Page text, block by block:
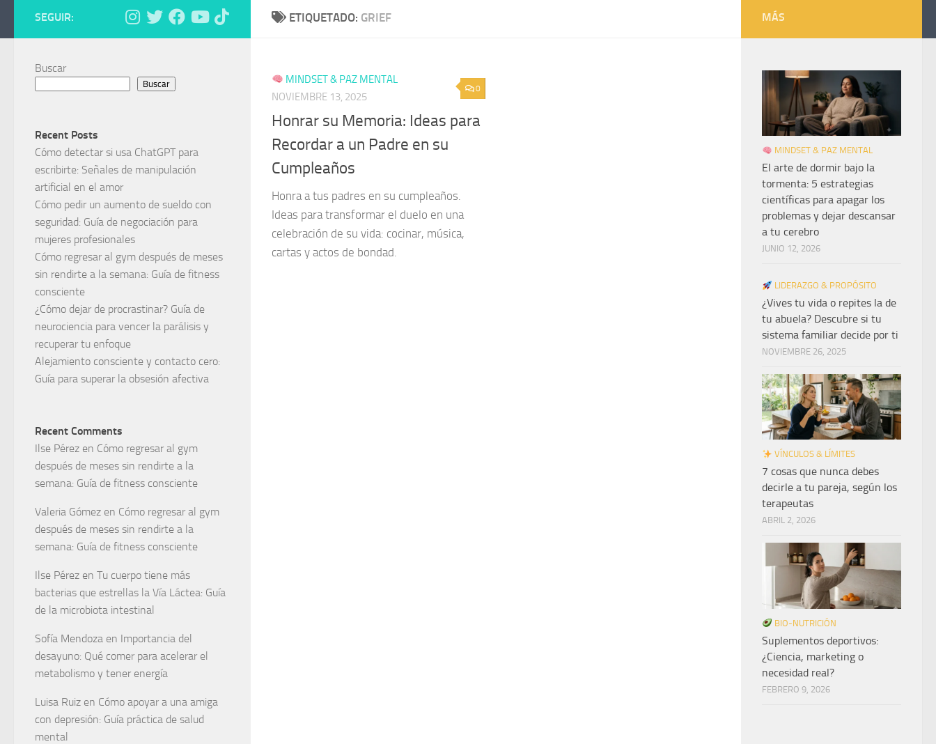
ETIQUETADO: GRIEF
0
MINDSET & PAZ MENTAL
NOVIEMBRE 13, 2025
Honrar su Memoria: Ideas para
Recordar a un Padre en su
Cumpleaños
Honra a tus padres en su cumpleaños.
Ideas para transformar el duelo en una
celebración de su vida: cocinar, música,
cartas y actos de bondad.
SEGUIR:
Buscar
Buscar
Recent Posts
Cómo detectar si usa ChatGPT para
escribirte: Señales de manipulación
artificial en el amor
Cómo pedir un aumento de sueldo con
seguridad: Guía de negociación para
mujeres profesionales
Cómo regresar al gym después de meses
sin rendirte a la semana: Guía de fitness
consciente
¿Cómo dejar de procrastinar? Guía de
neurociencia para vencer la parálisis y
recuperar tu enfoque
Alejamiento consciente y contacto cero:
Guía para superar la obsesión afectiva
Recent Comments
Ilse Pérez en Cómo regresar al gym
después de meses sin rendirte a la
semana: Guía de fitness consciente
Valeria Gómez en Cómo regresar al gym
después de meses sin rendirte a la
semana: Guía de fitness consciente
Ilse Pérez en Tu cuerpo tiene más
bacterias que estrellas la Vía Láctea: Guía
de la microbiota intestinal
Sofía Mendoza en Importancia del
desayuno: Qué comer para acelerar el
metabolismo y tener energía
Luisa Ruiz en Cómo apoyar a una amiga
con depresión: Guía práctica de salud
mental
MÁS
MINDSET & PAZ MENTAL
El arte de dormir bajo la
tormenta: 5 estrategias
científicas para apagar los
problemas y dejar descansar
a tu cerebro
JUNIO 12, 2026
LIDERAZGO & PROPÓSITO
¿Vives tu vida o repites la de
tu abuela? Descubre si tu
sistema familiar decide por ti
NOVIEMBRE 26, 2025
VÍNCULOS & LÍMITES
7 cosas que nunca debes
decirle a tu pareja, según los
terapeutas
ABRIL 2, 2026
BIO-NUTRICIÓN
Suplementos deportivos:
¿Ciencia, marketing o
necesidad real?
FEBRERO 9, 2026